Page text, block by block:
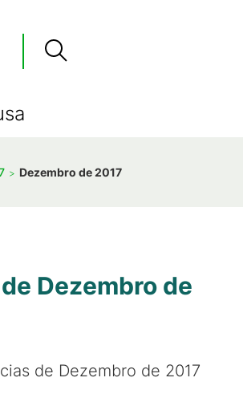
Dezembro de 2017
Dezembro de
de Dezembro de 2017